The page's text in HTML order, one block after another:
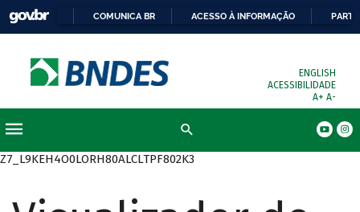
COMUNICA BR ACESSO À INFORMAÇÃO
ENGLISH
ACESSIBILIDADE
A+ A-
Z7_L9KEH4O0LORH80ALCLTPF802K3